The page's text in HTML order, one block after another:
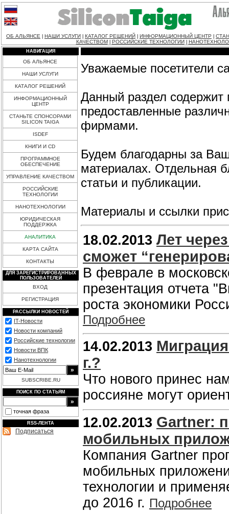
ОБ АЛЬЯНСЕ НАШИ УСЛУГИ КАТАЛОГ РЕШЕНИЙ ИНФОРМАЦИОННЫЙ ЦЕНТР
КАЧЕСТВОМ
РОССИЙСКИЕ ТЕХНОЛОГИИ
НАВИГАЦИЯ
ОБ АЛЬЯНСЕ
НАШИ УСЛУГИ
КАТАЛОГ РЕШЕНИЙ
ИНФОРМАЦИОННЫЙ
ЦЕНТР
СТАНЬТЕ СПОНСОРАМИ
SILICON TAIGA
ISDEF
КНИГИ И CD
ПРОГРАММНОЕ
ОБЕСПЕЧЕНИЕ
УПРАВЛЕНИЕ КАЧЕСТВОМ
РОССИЙСКИЕ
ТЕХНОЛОГИИ
НАНОТЕХНОЛОГИИ
ЮРИДИЧЕСКАЯ
ПОДДЕРЖКА
АНАЛИТИКА
КАРТА САЙТА
КОНТАКТЫ
ДЛЯ ЗАРЕГИСТРИРОВАННЫХ
ПОЛЬЗОВАТЕЛЕЙ
ВХОД
РЕГИСТРАЦИЯ
РАССЫЛКИ НОВОСТЕЙ
IT-Новости
Новости компаний
Российские технологии
Новости ВПК
Нанотехнологии
SUBSCRIBE.RU
ПОИСК ПО СТАТЬЯМ
точная фраза
RSS-ЛЕНТА
Подписаться
Уважаемые посетители
Данный раздел содержит
предоставленные
фирмами.
Будем благодарны за
материалах. Отдельная
статьи и публикации.
Материалы и ссылки
18.02.2013 Лет
сможет
В феврале в
презентация отчета
роста экономики
Подробнее
14.02.2013
г.?
Что нового принес
россияне могут
12.02.2013 Gartner:
мобильных
Компания Gartner
мобильных
технологии и
до 2016 г. Подробнее